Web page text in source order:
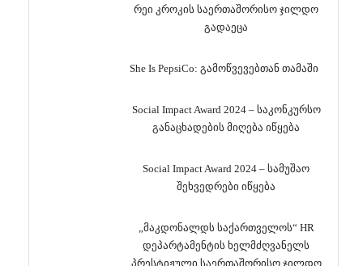
რეი კროკის საერთაშორისო ჯილდო
გადაეცა
She Is PepsiCo: გამოწვევებთან თამაში
Social Impact Award 2024 – საკონკურსო
განაცხადების მიღება იწყება
Social Impact Award 2024 – სამუშაო
შეხვედრები იწყება
„მაკდონალდს საქართველოს“ HR
დეპარტამენტის ხელმძღვანელს
პრესტიჟული საერთაშორისო ჯილდო